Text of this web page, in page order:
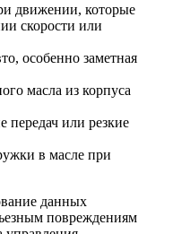
движении, которые
скорости или
особенно заметная
масла из корпуса
передач или резкие
в масле при
данных
повреждениям